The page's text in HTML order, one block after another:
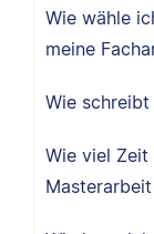
Wie wähle
meine
Wie
Wie viel Zeit